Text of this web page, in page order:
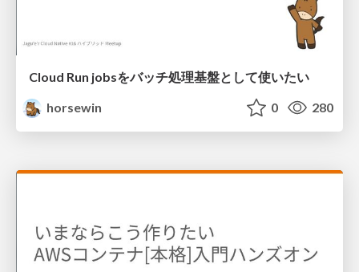
Cloud Run jobsをバッチ処理基盤として使いたい
horsewin
0 280